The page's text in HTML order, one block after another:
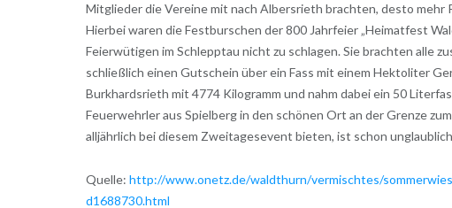
Mitglieder die Vereine mit nach Albersrieth brachten, desto mehr
Hierbei waren die Festburschen der 800 Jahrfeier „Heimatfest
Feierwütigen im Schlepptau nicht zu schlagen. Sie brachten alle
schließlich einen Gutschein über ein Fass mit einem Hektoliter
Burkhardsrieth mit 4774 Kilogramm und nahm dabei ein 50
Feuerwehrler aus Spielberg in den schönen Ort an der Grenze
alljährlich bei diesem Zweitagesevent bieten, ist schon
Quelle: http://www.onetz.de/waldthurn/vermischtes/
d1688730.html